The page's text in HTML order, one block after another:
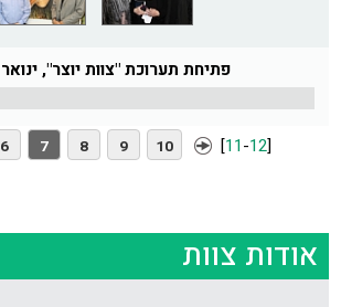
פתיחת תערוכת "צוות יוצר", ינואר 2013
6 7 8 9 10 [11-12]
אודות צוות